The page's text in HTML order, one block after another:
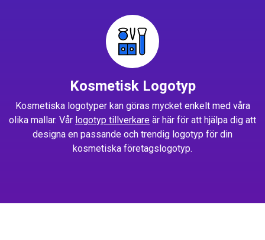
Kosmetisk Logotyp
Kosmetiska logotyper kan göras mycket enkelt med våra
olika mallar. Vår logotyp tillverkare är här för att hjälpa dig att
designa en passande och trendig logotyp för din
kosmetiska företagslogotyp.